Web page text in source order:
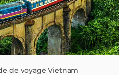
de voyage Vietnam